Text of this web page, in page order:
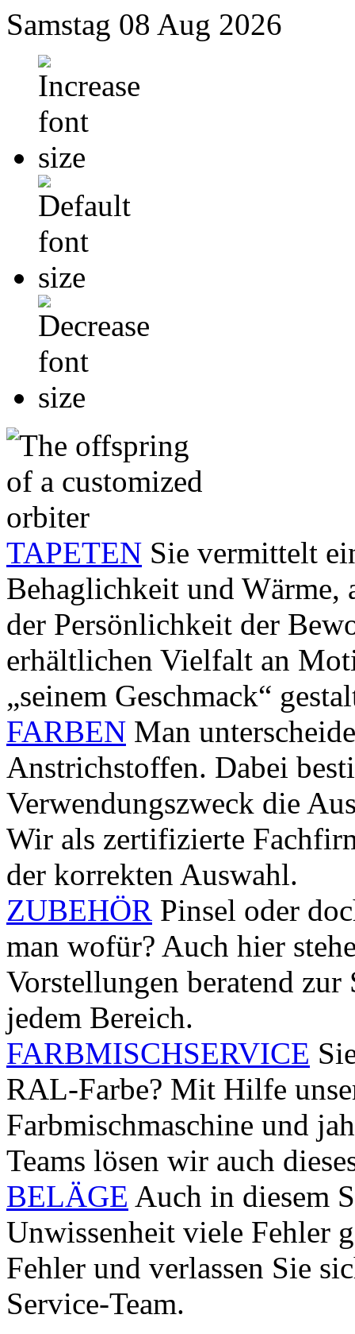
Samstag 08 Aug 2026
TAPETEN Sie vermittelt
Behaglichkeit und Wärme,
der Persönlichkeit der
erhältlichen Vielfalt an
„seinem Geschmack“
FARBEN Man
Anstrichstoffen. Dabei
Verwendungszweck die
Wir als zertifizierte
der korrekten Auswahl.
ZUBEHÖR Pinsel oder
man wofür? Auch hier
Vorstellungen beratend
jedem Bereich.
FARBMISCHSERVICE
RAL-Farbe? Mit Hilfe
Farbmischmaschine und
Teams lösen wir auch
BELÄGE Auch in diesem
Unwissenheit viele Fehler
Fehler und verlassen Sie
Service-Team.